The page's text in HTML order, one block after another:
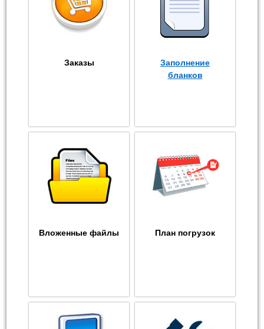
Заказы
Заполнение
бланков
Вложенные файлы План погрузок